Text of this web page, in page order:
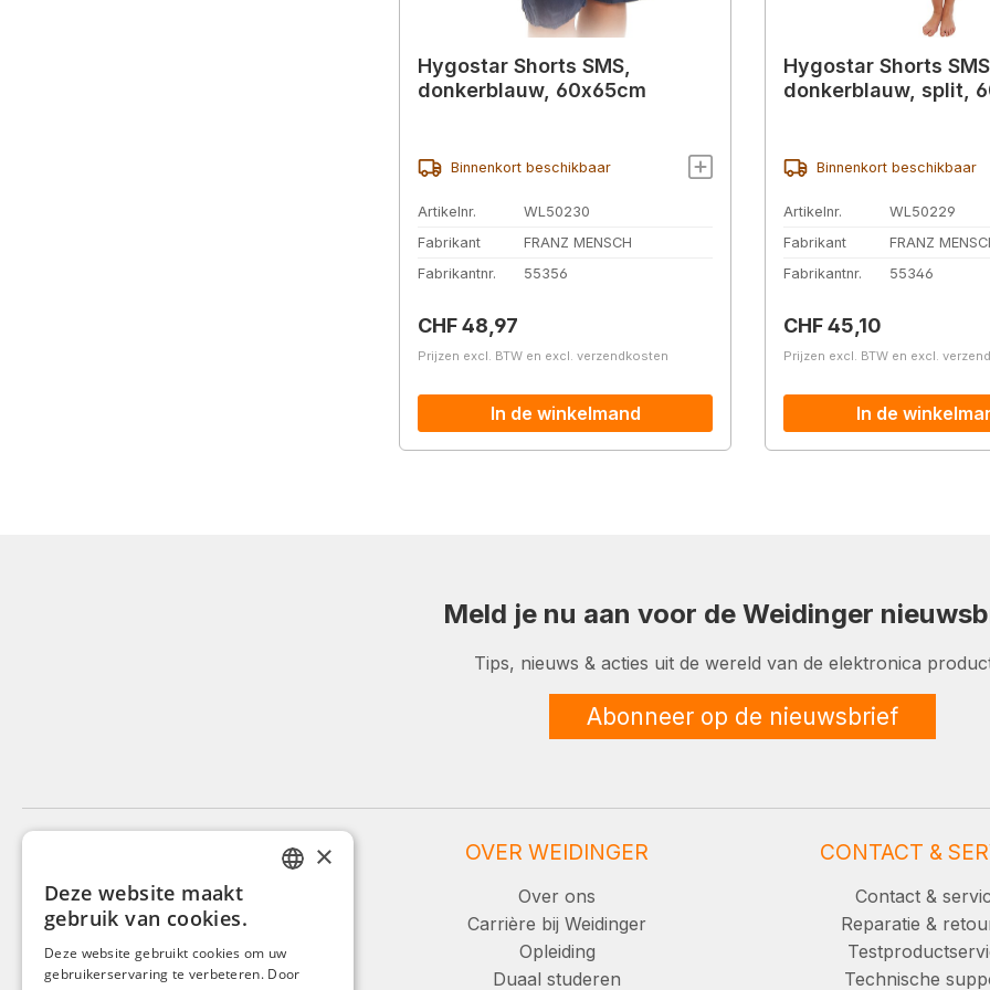
Hygostar Shorts SMS,
donkerblauw, 60x65cm
Binnenkort beschikbaar
Artikelnr.
WL50230
Fabrikant
FRANZ MENSCH
Fabrikantnr.
55356
Normale prijs:
CHF 48,97
Prijzen excl. BTW en excl. verzendkosten
In de winkelmand
Hygostar Shorts SMS,
donkerblauw, split,
Binnenkort beschikbaar
Artikelnr.
WL50229
Fabrikant
FRANZ
Fabrikantnr.
55346
Normale prijs:
CHF 45,10
Prijzen excl. BTW en excl.
In de
Meld je nu aan voor de Weidinger
Tips, nieuws & acties uit de wereld van de elektronica
Abonneer op de nieuwsbrief
Service en advies:
+49 (0)8142 / 4289 - 300
Ma-Vr, 08:00 - 16:00
OVER WEIDINGER
Over ons
Carrière bij Weidinger
Opleiding
Duaal studeren
CONTACT &
Contact &
Reparatie &
Technische
FRENCH
×
Deze website maakt
gebruik van cookies.
Deze website gebruikt cookies om uw
gebruikerservaring te verbeteren. Door